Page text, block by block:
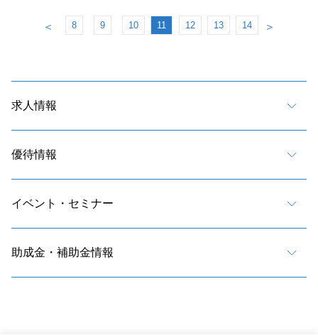
＜ 8 9 10 11 12 13 14 ＞
求人情報
優待情報
イベント・セミナー
助成金・補助金情報